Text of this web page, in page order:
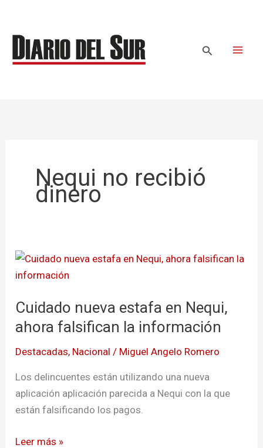
contenido
Buscar
Nequi no recibió
dinero
Cuidado nueva estafa en Nequi,
ahora falsifican la información
Destacadas, Nacional / Miguel Angelo Romero
Los delincuentes están utilizando una nueva
aplicación aplicación parecida a Nequi con la que
están falsificando los pagos.
Cuidado
nueva
en
Nequi,
falsifican
la
información
Leer más »